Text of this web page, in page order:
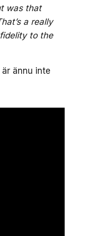
was that
a really
to the
ännu inte